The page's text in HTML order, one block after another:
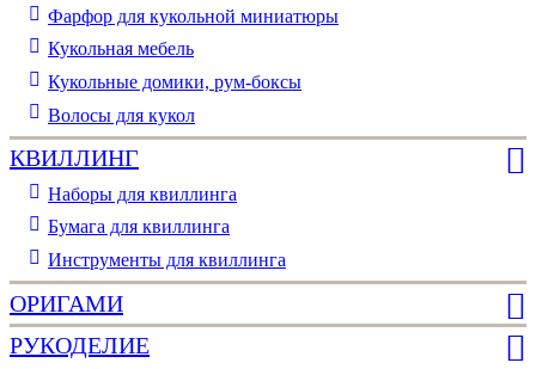
Фарфор для кукольной миниатюры
Кукольная мебель
Кукольные домики, рум-боксы
Волосы для кукол
КВИЛЛИНГ
Наборы для квиллинга
Бумага для квиллинга
Инструменты для квиллинга
ОРИГАМИ
РУКОДЕЛИЕ